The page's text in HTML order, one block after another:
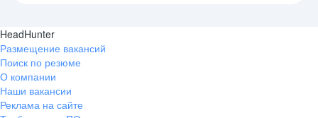
HeadHunter
Размещение вакансий
Поиск по резюме
О компании
Наши вакансии
Реклама на сайте